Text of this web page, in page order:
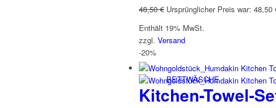
BETTWÄSCHE
48,50€ Ursprünglicher Preis war: 48,50
Enthält 19% MwSt.
zzgl. Versand
-20%
Kitchen-Towel-